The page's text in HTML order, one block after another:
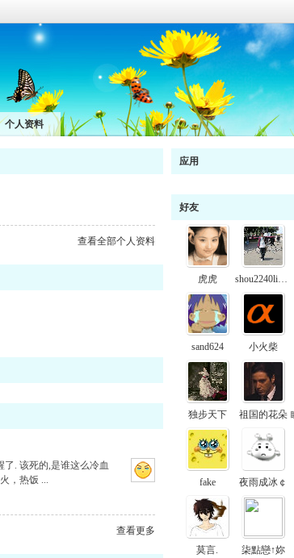
个人资料
查看全部个人资料
. 该死的,是谁这么冷血
，热饭 ...
查看更多
应用
好友
虎虎 shou2240liang
sand624 小火柴
独步天下 祖国的花朵
fake 夜雨成冰￠
莫言. 柒點戀↑妳